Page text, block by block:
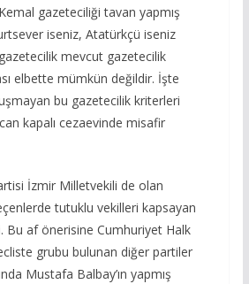
gazeteciliği tavan yapmış
iseniz, Atatürkçü iseniz
mevcut gazetecilik
elbette mümkün değildir. İşte
bu gazetecilik kriterleri
kapalı cezaevinde misafir
İzmir Milletvekili de olan
tutuklu vekilleri kapsayan
Bu af önerisine Cumhuriyet Halk
grubu bulunan diğer partiler
Mustafa Balbay’ın yapmış